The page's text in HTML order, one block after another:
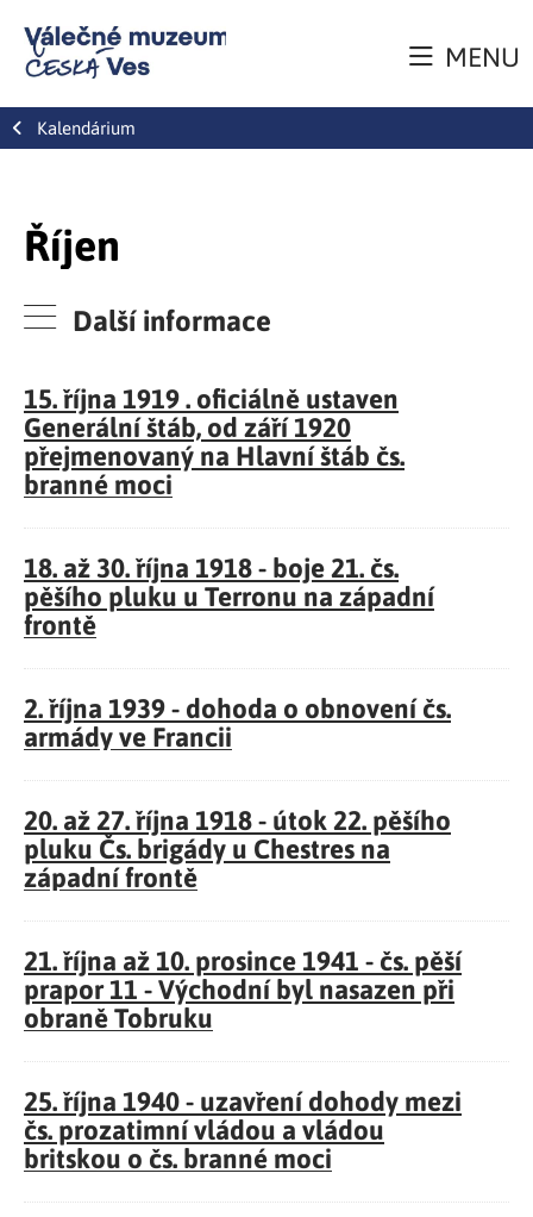
MENU
Kalendárium
Říjen
Další informace
15. října 1919 . oficiálně ustaven
Generální štáb, od září 1920
přejmenovaný na Hlavní štáb čs.
branné moci
18. až 30. října 1918 - boje 21. čs.
pěšího pluku u Terronu na západní
frontě
2. října 1939 - dohoda o obnovení čs.
armády ve Francii
20. až 27. října 1918 - útok 22. pěšího
pluku Čs. brigády u Chestres na
západní frontě
21. října až 10. prosince 1941 - čs. pěší
prapor 11 - Východní byl nasazen při
obraně Tobruku
25. října 1940 - uzavření dohody mezi
čs. prozatimní vládou a vládou
britskou o čs. branné moci